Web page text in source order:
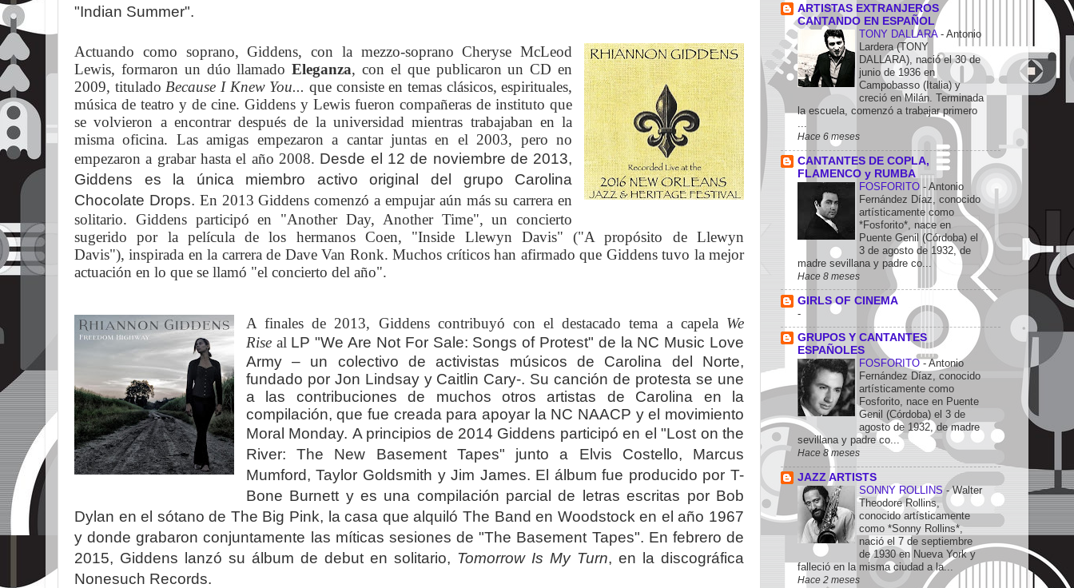
"Indian Summer".
Actuando como soprano, Giddens, con la mezzo-soprano Cheryse McLeod
Lewis, formaron un dúo llamadoEleganza, con el que publicaron un CD en
2009, titulado Because I Knew You... que consiste en temas clásicos, espirituales,
música de teatro y de cine. Giddens y Lewis fueron compañeras de instituto que
se volvieron a encontrar después de la universidad mientras trabajaban en la
misma oficina. Las amigas empezaron a cantar juntas en el 2003, pero no
empezaron a grabar hasta el año 2008. Desde el 12 de noviembre de 2013,
Giddens es la única miembro activo original del grupo Carolina
Chocolate Drops. En 2013 Giddens comenzó a empujar aún más su carrera en
solitario. Giddens participó en "Another Day, Another Time", un concierto
sugerido por la película de los hermanos Coen, "Inside Llewyn Davis" ("A propósito de Llewyn
Davis"),inspirada en la carrera de Dave Van Ronk. Muchos críticos han afirmado que Giddens tuvo la mejor
actuación en lo que se llamó "el concierto del año".
A finales de 2013, Giddens contribuyó con el destacado tema a capela We
Rise al LP "We Are Not For Sale: Songs of Protest" de la NC Music Love
Army – un colectivo de activistas músicos de Carolina del Norte,
fundado por Jon Lindsay y Caitlin Cary-. Su canción de protesta se une
a las contribuciones de muchos otros artistas de Carolina en la
compilación, que fue creada para apoyar la NC NAACP y el movimiento
Moral Monday. A principios de 2014 Giddens participó en el "Lost on the
River: The New Basement Tapes" junto a Elvis Costello, Marcus
Mumford, Taylor Goldsmith y Jim James. El álbum fue producido por T-
Bone Burnett y es una compilación parcial de letras escritas por Bob
Dylan en el sótano de The Big Pink, la casa que alquiló The Band en Woodstock en el año 1967
y donde grabaron conjuntamente las míticas sesiones de "The Basement Tapes". En febrero de
2015, Giddens lanzó su álbum de debut en solitario, Tomorrow Is My Turn, en la discográfica
Nonesuch Records.
ARTISTAS EXTRANJEROS
CANTANDO EN ESPAÑOL
TONY DALLARA - Antonio
Lardera (TONY
DALLARA), nació el 30 de
junio de 1936 en
Campobasso (Italia) y
creció en Milán. Terminada
la escuela, comenzó a trabajar primero
...
Hace 6 meses
CANTANTES DE COPLA,
FLAMENCO y RUMBA
FOSFORITO - Antonio
Fernández Díaz, conocido
artísticamente como
*Fosforito*, nace en
Puente Genil (Córdoba) el
3 de agosto de 1932, de
madre sevillana y padre co...
Hace 8 meses
GIRLS OF CINEMA
-
GRUPOS Y CANTANTES
ESPAÑOLES
FOSFORITO-Antonio
Fernández Díaz, conocido
artísticamente como
Fosforito, nace en Puente
Genil (Córdoba) el 3 de
agosto de 1932, de madre
sevillana y padre co...
Hace 8 meses
JAZZ ARTISTS
SONNY ROLLINS-Walter
Theodore Rollins,
conocido artísticamente
como *Sonny Rollins*,
nació el 7 de septiembre
de 1930 en Nueva York y
falleció en la misma ciudad a la...
Hace 2 meses